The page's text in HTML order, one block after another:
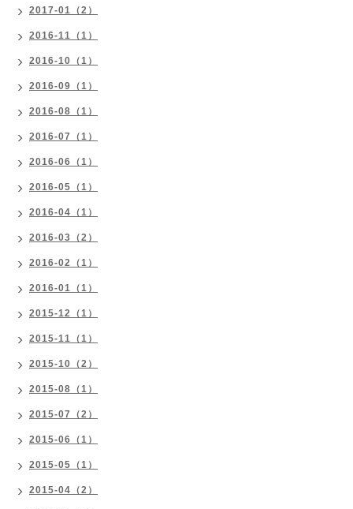
2017-01（2）
2016-11（1）
2016-10（1）
2016-09（1）
2016-08（1）
2016-07（1）
2016-06（1）
2016-05（1）
2016-04（1）
2016-03（2）
2016-02（1）
2016-01（1）
2015-12（1）
2015-11（1）
2015-10（2）
2015-08（1）
2015-07（2）
2015-06（1）
2015-05（1）
2015-04（2）